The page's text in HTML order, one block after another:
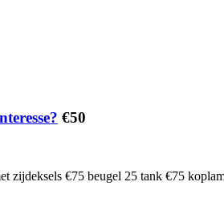
€50
zijdeksels €75 beugel 25 tank €75